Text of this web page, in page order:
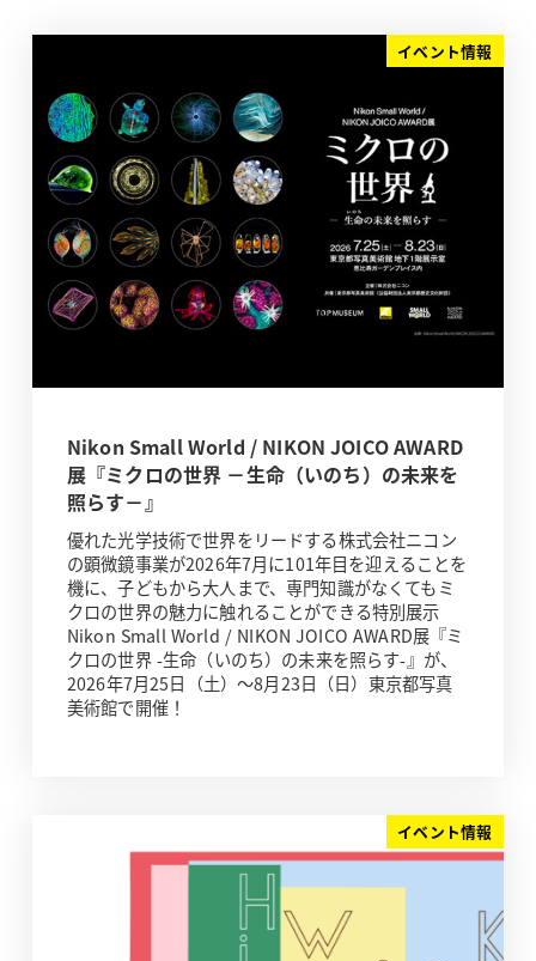
イベント情報
Nikon Small World / NIKON JOICO AWARD
展『ミクロの世界 －生命（いのち）の未来を
照らす－』
優れた光学技術で世界をリードする株式会社ニコン
の顕微鏡事業が2026年7月に101年目を迎えることを
機に、子どもから大人まで、専門知識がなくてもミ
クロの世界の魅力に触れることができる特別展示
Nikon Small World / NIKON JOICO AWARD展『ミ
クロの世界 -生命（いのち）の未来を照らす-』が、
2026年7月25日（土）～8月23日（日）東京都写真
美術館で開催！
イベント情報